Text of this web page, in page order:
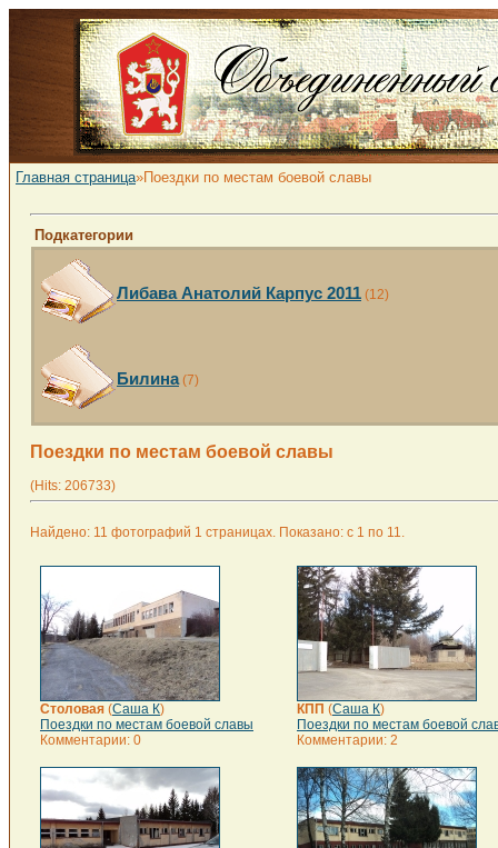
Главная страница»Поездки по местам боевой славы
Подкатегории
Либава Анатолий Карпус 2011 (12)
Билина(7)
Поездки по местам боевой славы
(Hits: 206733)
Найдено: 11 фотографий 1 страницах. Показано: с 1 по 11.
Столовая (Саша К)
Поездки по местам боевой славы
Комментарии: 0
КПП (Саша К)
Поездки по местам боевой
Комментарии: 2